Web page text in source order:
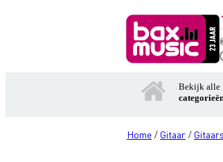
Bekijk alle
Home / Gitaar /